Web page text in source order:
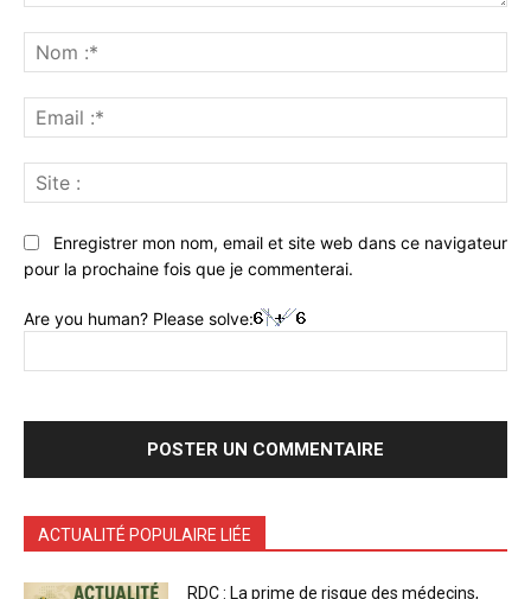
:*
:*
:
Enregistrer mon nom, email et site web dans ce navigateur
pour la prochaine fois que je commenterai.
Are you human? Please solve:
ACTUALITÉ POPULAIRE LIÉE
RDC : La prime de risque des médecins,